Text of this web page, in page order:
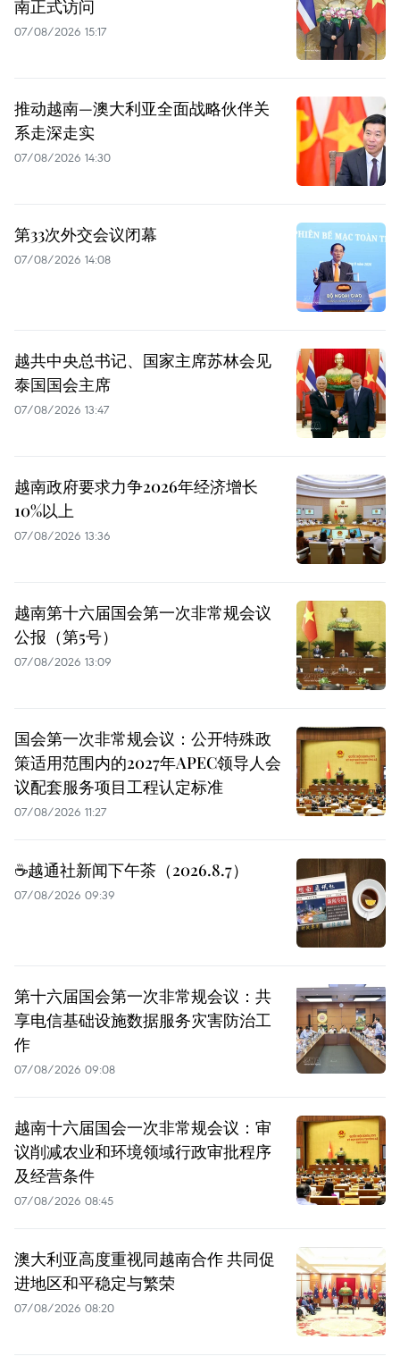
南正式访问
07/08/2026 15:17
推动越南—澳大利亚全面战略伙伴关
系走深走实
07/08/2026 14:30
第33次外交会议闭幕
07/08/2026 14:08
越共中央总书记、国家主席苏林会见
泰国国会主席
07/08/2026 13:47
越南政府要求力争2026年经济增长
10%以上
07/08/2026 13:36
越南第十六届国会第一次非常规会议
公报（第5号）
07/08/2026 13:09
国会第一次非常规会议：公开特殊政
策适用范围内的2027年APEC领导人会
议配套服务项目工程认定标准
07/08/2026 11:27
☕️越通社新闻下午茶（2026.8.7）
07/08/2026 09:39
第十六届国会第一次非常规会议：共
享电信基础设施数据服务灾害防治工
作
07/08/2026 09:08
越南十六届国会一次非常规会议：审
议削减农业和环境领域行政审批程序
及经营条件
07/08/2026 08:45
澳大利亚高度重视同越南合作 共同促
进地区和平稳定与繁荣
07/08/2026 08:20